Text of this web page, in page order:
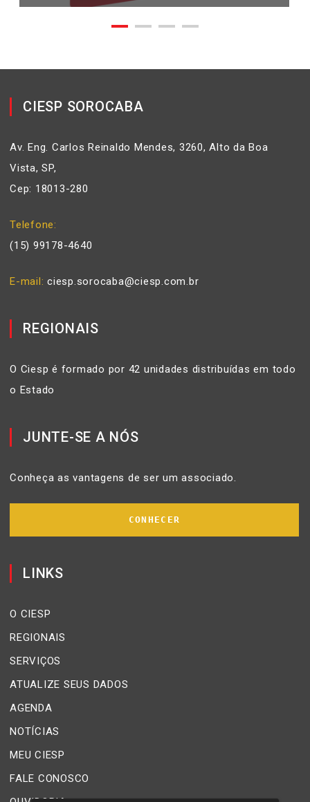
CIESP SOROCABA
Av. Eng. Carlos Reinaldo Mendes, 3260, Alto da Boa
Vista, SP,
Cep: 18013-280
Telefone
(15) 99178-4640
E-mail ciesp.sorocaba@ciesp.com.br
REGIONAIS
O Ciesp é formado por 42 unidades distribuídas em todo
o Estado
JUNTE-SE A NÓS
Conheça as vantagens de ser um associado.
CONHECER
LINKS
O CIESP
REGIONAIS
SERVIÇOS
ATUALIZE SEUS DADOS
AGENDA
NOTÍCIAS
MEU CIESP
FALE CONOSCO